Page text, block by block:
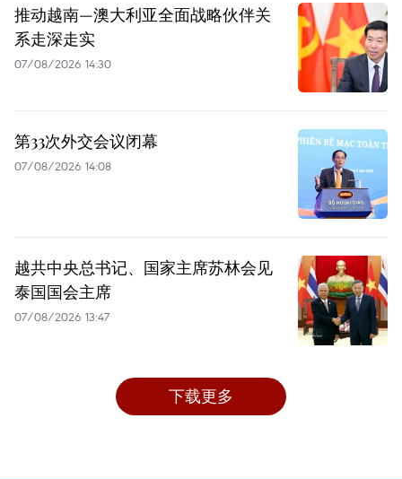
推动越南—澳大利亚全面战略伙伴关
系走深走实
07/08/2026 14:30
第33次外交会议闭幕
07/08/2026 14:08
越共中央总书记、国家主席苏林会见
泰国国会主席
07/08/2026 13:47
下载更多